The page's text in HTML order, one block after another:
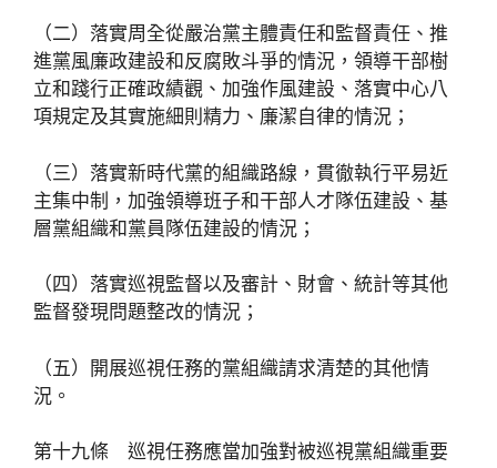
（二）落實周全從嚴治黨主體責任和監督責任、推
進黨風廉政建設和反腐敗斗爭的情況，領導干部樹
立和踐行正確政績觀、加強作風建設、落實中心八
項規定及其實施細則精力、廉潔自律的情況；
（三）落實新時代黨的組織路線，貫徹執行平易近
主集中制，加強領導班子和干部人才隊伍建設、基
層黨組織和黨員隊伍建設的情況；
（四）落實巡視監督以及審計、財會、統計等其他
監督發現問題整改的情況；
（五）開展巡視任務的黨組織請求清楚的其他情
況。
第十九條 巡視任務應當加強對被巡視黨組織重要